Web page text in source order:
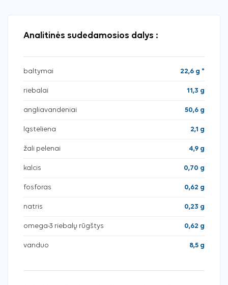
Analitinės sudedamosios dalys :
baltymai 22,6 g *
riebalai 11,3 g
angliavandeniai 50,6 g
ląsteliena 2,1 g
žali pelenai 4,9 g
kalcis 0,70 g
fosforas 0,62 g
natris 0,23 g
omega-3 riebalų rūgštys 0,62 g
vanduo 8,5 g